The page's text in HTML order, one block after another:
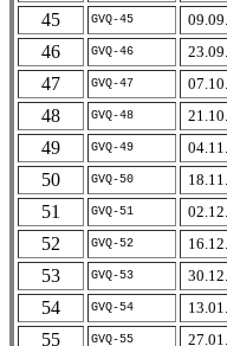
45
GVQ-45
46
GVQ-46
47
GVQ-47
48
GVQ-48
49
GVQ-49
50
GVQ-50
51
GVQ-51
52
GVQ-52
53
GVQ-53
54
GVQ-54
55
GVQ-55